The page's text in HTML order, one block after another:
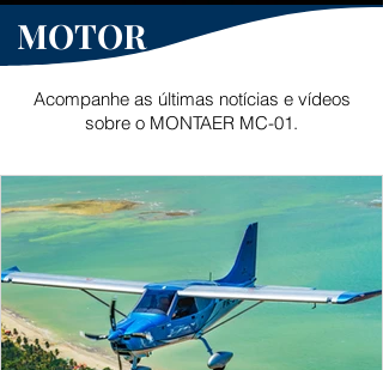
MOTOR
Acompanhe as últimas notícias e vídeos
sobre o MONTAER MC-01.